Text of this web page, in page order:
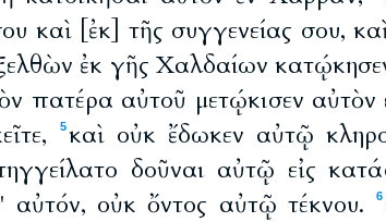
καὶ [ἐκ] τῆς συγγενείας σου,
ἐκ γῆς Χαλδαίων
πατέρα αὐτοῦ μετῴκισεν αὐτὸν
5καὶ οὐκ ἔδωκεν αὐτῷ
δοῦναι αὐτῷ εἰς
αὐτόν, οὐκ ὄντος αὐτῷ τέκνου.
6